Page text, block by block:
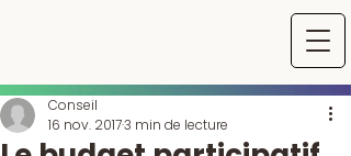
Conseil
16 nov. 20173 min de lecture